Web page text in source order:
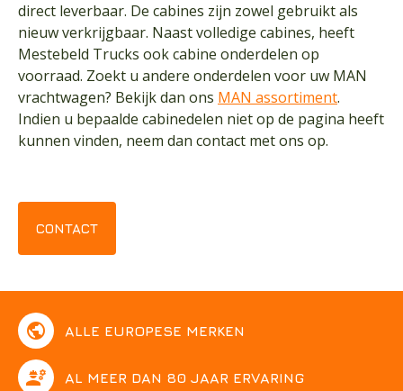
direct leverbaar. De cabines zijn zowel gebruikt als
nieuw verkrijgbaar. Naast volledige cabines, heeft
Mestebeld Trucks ookcabine onderdelen op
voorraad. Zoekt u andere onderdelen voor uw MAN
vrachtwagen? Bekijk dan ons MAN assortiment.
Indien u bepaalde cabinedelen niet op de pagina heeft
kunnen vinden, neem dan contact met ons op.
CONTACT
public ALLE EUROPESE MERKEN
engineering AL MEER DAN 80 JAAR ERVARING